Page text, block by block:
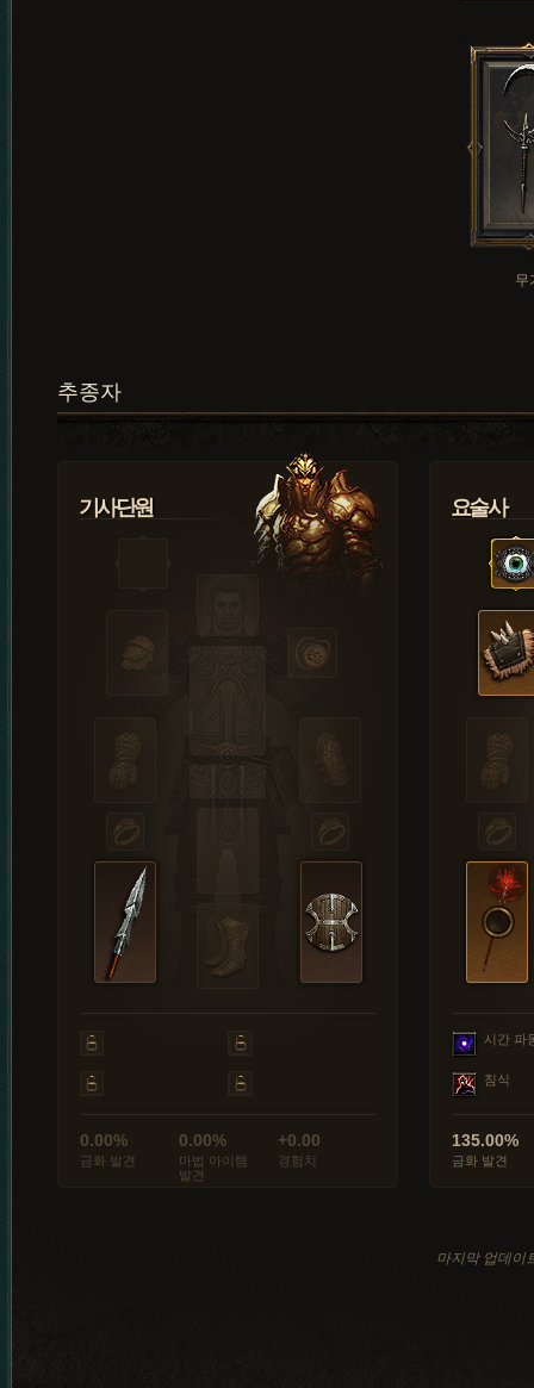
무
추종자
기사단원
0.00%
금화 발견
0.00%
마법 아이템
발견
+0.00
경험치
요술사
시간 파
침식
135.00%
금화 발견
마지막 업데이